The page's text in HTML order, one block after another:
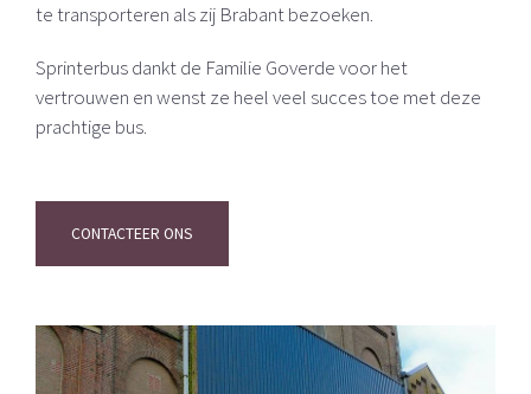
te transporteren als zij Brabant bezoeken.
Sprinterbus dankt de Familie Goverde voor het
vertrouwen en wenst ze heel veel succes toe met deze
prachtige bus.
CONTACTEER ONS